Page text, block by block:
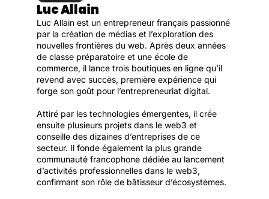
Luc Allain
Luc Allain est un entrepreneur français passionné
par la création de médias et l’exploration des
nouvelles frontières du web. Après deux années
de classe préparatoire et une école de
commerce, il lance trois boutiques en ligne qu’il
revend avec succès, première expérience qui
forge son goût pour l’entrepreneuriat digital.
Attiré par les technologies émergentes, il crée
ensuite plusieurs projets dans le web3 et
conseille des dizaines d’entreprises de ce
secteur. Il fonde également la plus grande
communauté francophone dédiée au lancement
d’activités professionnelles dans le web3,
confirmant son rôle de bâtisseur d’écosystèmes.